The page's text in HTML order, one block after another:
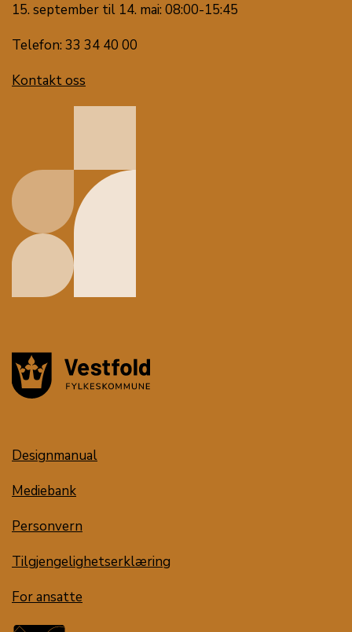
15. september til 14. mai: 08:00-15:45
Telefon: 33 34 40 00
Kontakt oss
Designmanual
Mediebank
Personvern
Tilgjengelighetserklæring
For ansatte